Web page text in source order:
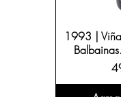
1993 |